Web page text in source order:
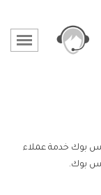
بوك خدمة عملاء
بوك.